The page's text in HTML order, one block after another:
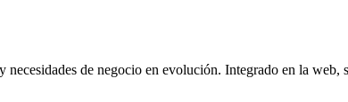
de negocio en evolución. Integrado en la web,